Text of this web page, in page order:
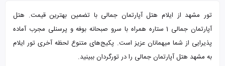
تور مشهد از ایلام هتل آپارتمان جمالی با تضمین بهترین قیمت. هتل
آپارتمان جمالی 1 ستاره همراه با سرو صبحانه بوفه و پرسنلی مجرب آماده
پذیرایی از شما میهمانان عزیز است. پکیج‌های متنوع لحظه آخری تور ایلام
به مشهد هتل آپارتمان جمالی را در تورگردان ببینید.